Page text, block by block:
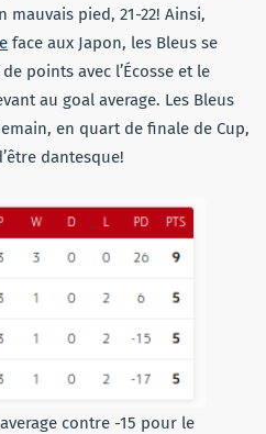
pied, 21-22! Ainsi,
face aux Japon, les Bleus se
points avec l’Écosse et le
au goal average. Les Bleus
en quart de finale de Cup,
dantesque!
contre -15 pour le